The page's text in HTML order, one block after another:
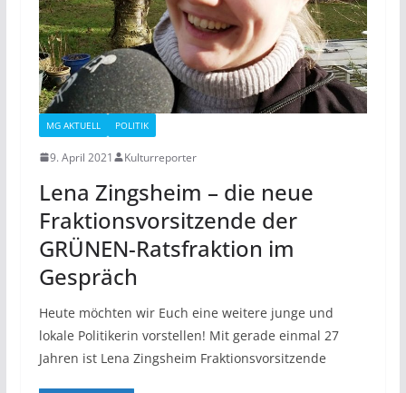
MG AKTUELL POLITIK
9. April 2021 Kulturreporter
Lena Zingsheim – die neue
Fraktionsvorsitzende der
GRÜNEN-Ratsfraktion im
Gespräch
Heute möchten wir Euch eine weitere junge und
lokale Politikerin vorstellen! Mit gerade einmal 27
Jahren ist Lena Zingsheim Fraktionsvorsitzende